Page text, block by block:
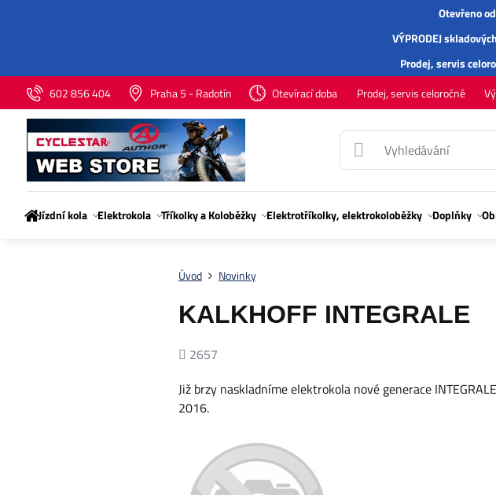
Otevřeno
VÝPRODEJ
Prodej,servis
602 856 404
Praha 5 - Radotín Otevírací doba Prodej, servis celoročně
Jízdní kola Elektrokola Tříkolky a Koloběžky Elektrotříkolky, elektrokoloběžky Doplňky
Úvod Novinky
KALKHOFF INTEGRALE
Počet
2657
Již brzy naskladníme elektrokola nové generace
2016.